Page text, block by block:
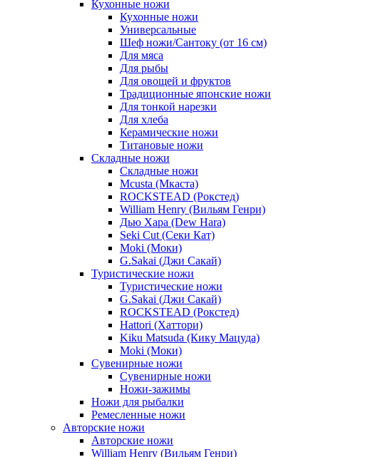
Кухонные ножи
Кухонные ножи
Универсальные
Шеф ножи/Сантоку (от 16 см)
Для мяса
Для рыбы
Для овощей и фруктов
Традиционные японские ножи
Для тонкой нарезки
Для хлеба
Керамические ножи
Титановые ножи
Складные ножи
Складные ножи
Mcusta (Мкаста)
ROCKSTEAD (Рокстед)
William Henry (Вильям Генри)
Дью Хара (Dew Hara)
Seki Cut (Секи Кат)
Moki (Моки)
G.Sakai (Джи Сакай)
Туристические ножи
Туристические ножи
G.Sakai (Джи Сакай)
ROCKSTEAD (Рокстед)
Hattori (Хаттори)
Kiku Matsuda (Кику Мацуда)
Moki (Моки)
Сувенирные ножи
Сувенирные ножи
Ножи-зажимы
Ножи для рыбалки
Ремесленные ножи
Авторские ножи
Авторские ножи
William Henry (Вильям Генри)